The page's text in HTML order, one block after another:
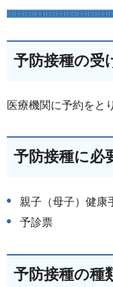
予防接種の受
医療機関に予約をと
予防接種に必
親子（母子）健康
予診票
予防接種の種